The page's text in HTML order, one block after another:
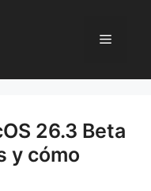
Menú
26.3 Beta
y cómo